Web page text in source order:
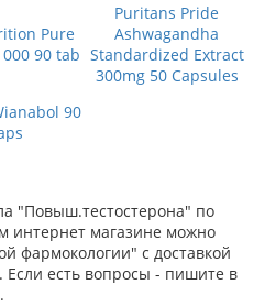
Pure
90 tab
Puritans Pride
Ashwagandha
Standardized Extract
300mg 50 Capsules
90
"Повыш.тестостерона" по
интернет магазине можно
фармокологии" с доставкой
есть вопросы - пишите в